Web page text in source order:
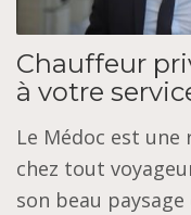
Chauffeur
à votre
Le Médoc est
chez tout
son beau